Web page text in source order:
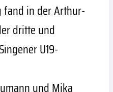
fand in der Arthur-
dritte und
U19-
und Mika